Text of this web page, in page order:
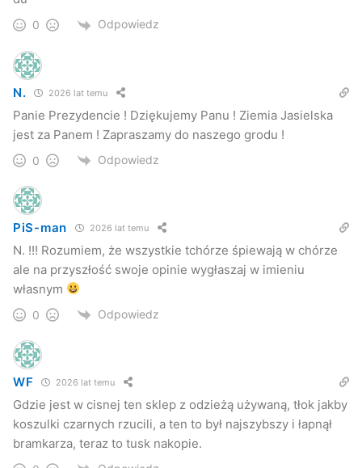
0 Odpowiedz
N. 2026 lat temu
Panie Prezydencie ! Dziękujemy Panu ! Ziemia Jasielska
jest za Panem ! Zapraszamy do naszego grodu !
0 Odpowiedz
PiS-man 2026 lat temu
N. !!! Rozumiem, że wszystkie tchórze śpiewają w chórze
ale na przyszłość swoje opinie wygłaszaj w imieniu
własnym
0 Odpowiedz
WF 2026 lat temu
Gdzie jest w cisnej ten sklep z odzieżą używaną, tłok jakby
koszulki czarnych rzucili, a ten to był najszybszy i łapnął
bramkarza, teraz to tusk nakopie.